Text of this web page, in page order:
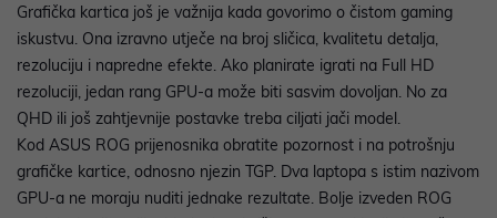
Grafička kartica još je važnija kada govorimo o čistom gaming
iskustvu. Ona izravno utječe na broj sličica, kvalitetu detalja,
rezoluciju i napredne efekte. Ako planirate igrati na Full HD
rezoluciji, jedan rang GPU-a može biti sasvim dovoljan. No za
QHD ili još zahtjevnije postavke treba ciljati jači model.
Kod ASUS ROG prijenosnika obratite pozornost i na potrošnju
grafičke kartice, odnosno njezin TGP. Dva laptopa s istim nazivom
GPU-a ne moraju nuditi jednake rezultate. Bolje izveden ROG